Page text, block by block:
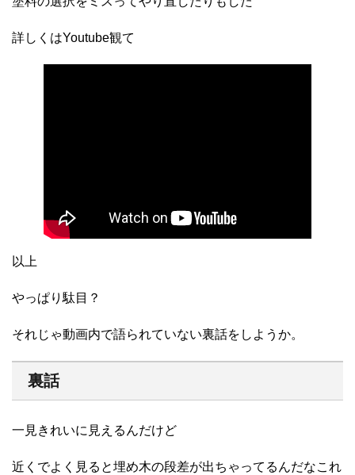
詳しくはYoutube観て
以上
やっぱり駄目？
それじゃ動画内で語られていない裏話をしようか。
裏話
一見きれいに見えるんだけど
近くでよく見ると埋め木の段差が出ちゃってるんだなこれ